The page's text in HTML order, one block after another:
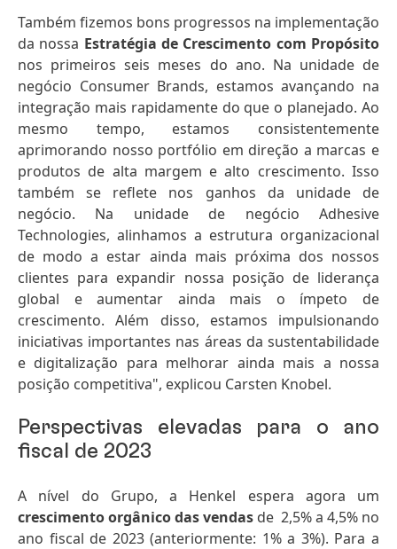
Também fizemos bons progressos na implementação
da nossa Estratégia de Crescimento com Propósito
nos primeiros seis meses do ano. Na unidade de
negócio Consumer Brands, estamos avançando na
integração mais rapidamente do que o planejado. Ao
mesmo tempo, estamos consistentemente
aprimorando nosso portfólio em direção a marcas e
produtos de alta margem e alto crescimento. Isso
também se reflete nos ganhos da unidade de
negócio. Na unidade de negócio Adhesive
Technologies, alinhamos a estrutura organizacional
de modo a estar ainda mais próxima dos nossos
clientes para expandir nossa posição de liderança
global e aumentar ainda mais o ímpeto de
crescimento. Além disso, estamos impulsionando
iniciativas importantes nas áreas da sustentabilidade
e digitalização para melhorar ainda mais a nossa
posição competitiva", explicou Carsten Knobel.
Perspectivas elevadas para o ano
fiscal de 2023
A nível do Grupo, a Henkel espera agora um
crescimento orgânico das vendas de 2,5% a 4,5% no
ano fiscal de 2023 (anteriormente: 1% a 3%). Para a